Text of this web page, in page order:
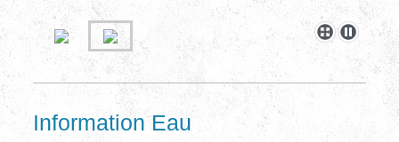
Information Eau